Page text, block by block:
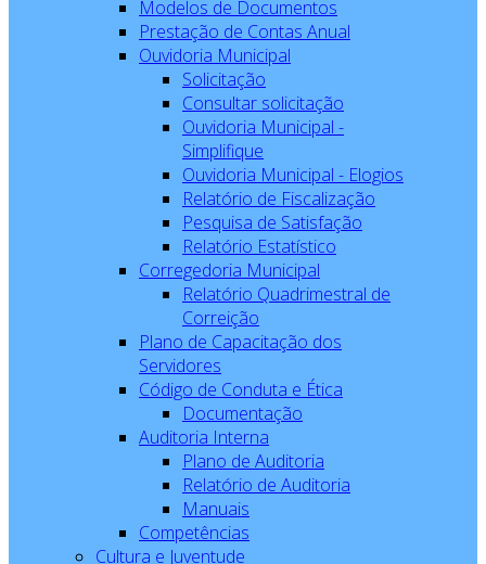
Modelos de Documentos
Prestação de Contas Anual
Ouvidoria Municipal
Solicitação
Consultar solicitação
Ouvidoria Municipal -
Simplifique
Ouvidoria Municipal - Elogios
Relatório de Fiscalização
Pesquisa de Satisfação
Relatório Estatístico
Corregedoria Municipal
Relatório Quadrimestral de
Correição
Plano de Capacitação dos
Servidores
Código de Conduta e Ética
Documentação
Auditoria Interna
Plano de Auditoria
Relatório de Auditoria
Manuais
Competências
Cultura e Juventude